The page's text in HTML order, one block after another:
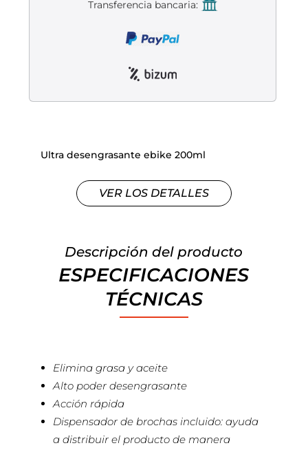
Mantenimiento de bicicletas
Transferencia bancaria:
Ultra desengrasante ebike 200ml
VER LOS DETALLES
Descripción del producto
ESPECIFICACIONES
TÉCNICAS
Elimina grasa y aceite
Alto poder desengrasante
Acción rápida
Dispensador de brochas incluido: ayuda
a distribuir el producto de manera